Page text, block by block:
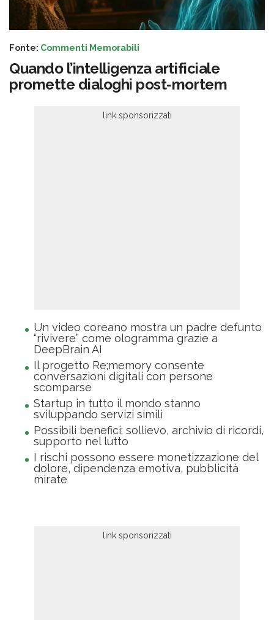
Fonte: Commenti Memorabili
Quando l’intelligenza artificiale
promette dialoghi post-mortem
Un video coreano mostra un padre defunto
“rivivere” come ologramma grazie a
DeepBrain AI
Il progetto Re;memory consente
conversazioni digitali con persone
scomparse
Startup in tutto il mondo stanno
sviluppando servizi simili
Possibili benefici: sollievo, archivio di ricordi,
supporto nel lutto
I rischi possono essere monetizzazione del
dolore, dipendenza emotiva, pubblicità
mirate